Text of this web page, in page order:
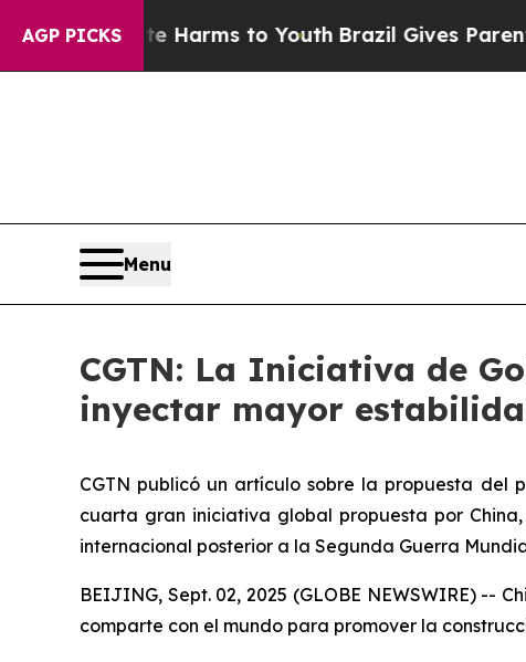
AGP PICKS
Abate Harms to YouthBrazil Gives Parents
Menu
CGTN: La Iniciativa de
inyectar mayor
CGTN publicó un artículo sobre la propuesta del
cuarta gran iniciativa global propuesta por
internacional posterior a la Segunda Guerra
BEIJING, Sept. 02, 2025 (GLOBE NEWSWIRE) --
comparte con el mundo para promover la